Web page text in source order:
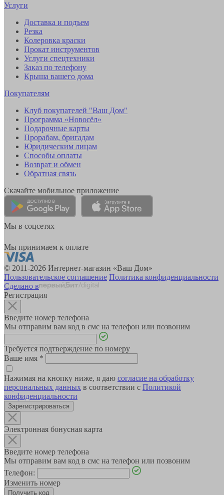
Услуги
Доставка и подъем
Резка
Колеровка краски
Прокат инструментов
Услуги спецтехники
Заказ по телефону
Крыша вашего дома
Покупателям
Клуб покупателей "Ваш Дом"
Программа «Новосёл»
Подарочные карты
Прорабам, бригадам
Юридическим лицам
Способы оплаты
Возврат и обмен
Обратная связь
Скачайте мобильное приложение
Мы в соцсетях
Мы принимаем к оплате
© 2011-2026 Интернет-магазин «Ваш Дом»
Пользовательское соглашение Политика конфиденциальности
Сделано в
Регистрация
Введите номер телефона
Мы отправим вам код в смс на телефон или позвоним
Требуется подтверждение по номеру
Ваше имя *
Нажимая на кнопку ниже, я даю согласие на обработку
персональных данных в соответствии с Политикой
конфиденциальности
Зарегистрироваться
Электронная бонусная карта
Введите номер телефона
Мы отправим вам код в смс на телефон или позвоним
Телефон:
Изменить номер